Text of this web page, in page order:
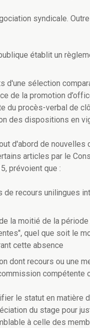
syndicale.
établit un
d'une sélection
de la promotion
du procès-verbal de
des dispositions en
d'abord de
articles par le
prévoient que :
recours unilingues
la moitié de la
quel que soit le
cette absence
dont recours ou une
compétente
le statut en matière
du stage pour
à celle des